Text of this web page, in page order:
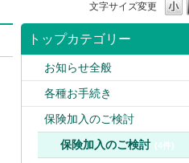
文字サイズ変更
トップカテゴリー
お知らせ全般
各種お手続き
保険加入のご検討
保険加入のご検討 (4件)